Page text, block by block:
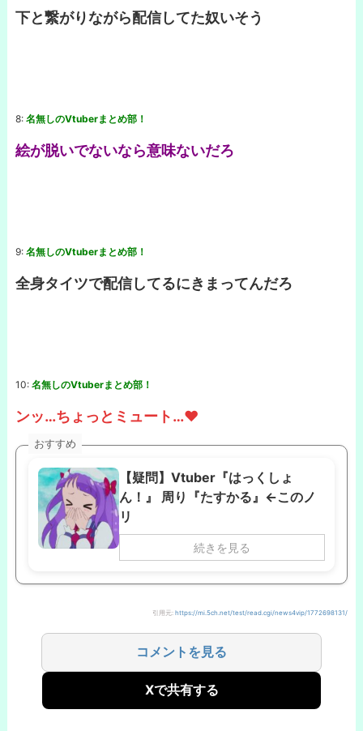
下と繋がりながら配信してた奴いそう
8: 名無しのVtuberまとめ部！
絵が脱いでないなら意味ないだろ
9: 名無しのVtuberまとめ部！
全身タイツで配信してるにきまってんだろ
10: 名無しのVtuberまとめ部！
ンッ…ちょっとミュート…❤
おすすめ
【疑問】Vtuber『はっくしょ
ん！』 周り『たすかる』←このノ
リ
続きを見る
引用元: https://mi.5ch.net/test/read.cgi/news4vip/1772698131/
コメントを見る
Xで共有する